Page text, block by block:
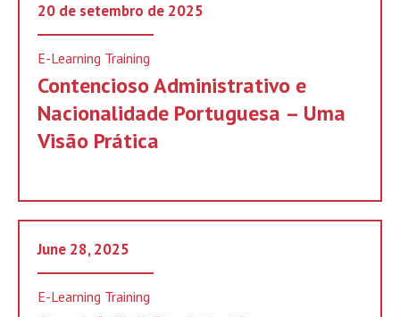
20 de setembro de 2025
E-Learning Training
Contencioso Administrativo e
Nacionalidade Portuguesa – Uma
Visão Prática
June 28, 2025
E-Learning Training